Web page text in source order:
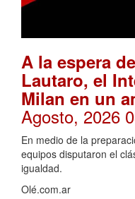
A la espera
Lautaro, el
Milan en un
Agosto, 2026
En medio de la
equipos disputaron el
igualdad.
Olé.com.ar